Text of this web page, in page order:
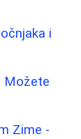
i
Možete
Zime -